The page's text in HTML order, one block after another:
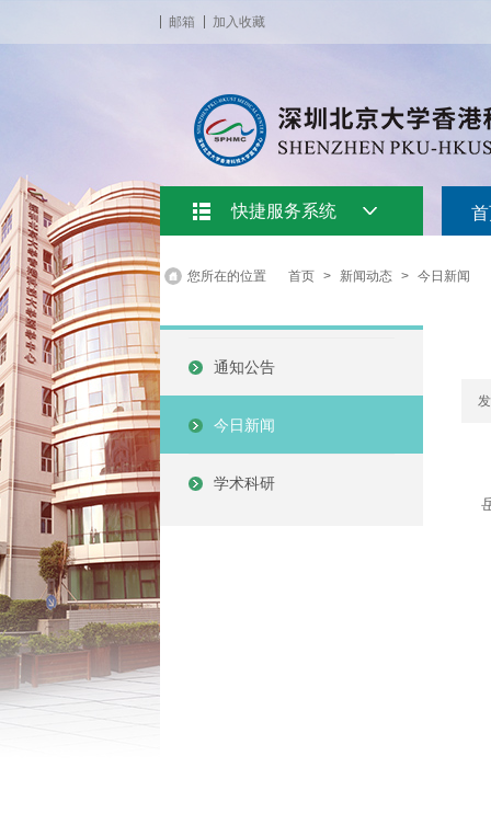
邮箱 加入收藏
快捷服务系统
您所在的位置 首页 > 新闻动态 > 今日新闻
通知公告
今日新闻
学术科研